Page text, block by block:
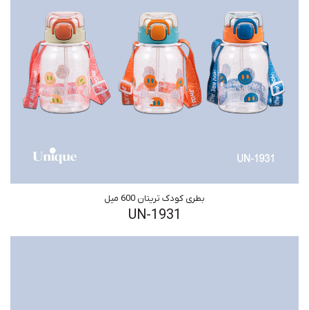
بطری کودک تریتان 600 میل
UN-1931